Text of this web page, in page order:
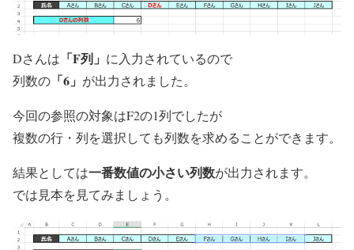
Dさんは 「F列」 に入力されているので
列数の 「6」 が出力されました。
今回の参照の対象はF2の1列でしたが
複数の行・列を選択しても列数を求めることができます。
結果としては一番数値の小さい列数が出力されます。
では見本を見てみましょう。